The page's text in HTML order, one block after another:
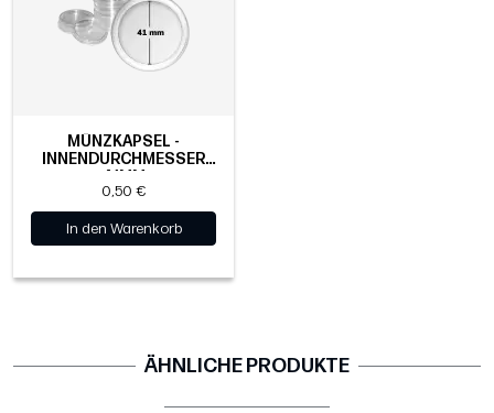
MÜNZKAPSEL -
INNENDURCHMESSER
41MM
0,50 €
In den Warenkorb
ÄHNLICHE PRODUKTE